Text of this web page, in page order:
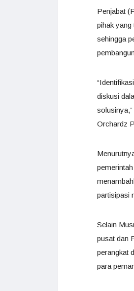
Penjabat
pihak yang
sehingga
diskusi
Orchardz
partisipasi
Selain
pusat dan
perangkat
para